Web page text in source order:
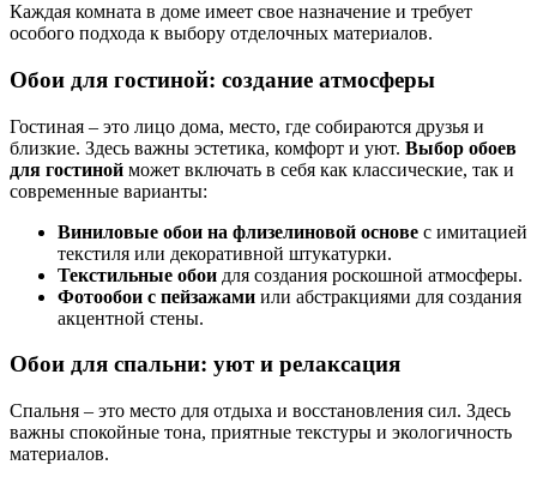
Каждая комната в доме имеет свое назначение и требует
особого подхода к выбору отделочных материалов.
Обои для гостиной: создание атмосферы
Гостиная – это лицо дома, место, где собираются друзья и
близкие. Здесь важны эстетика, комфорт и уют. Выбор обоев
для гостиной может включать в себя как классические, так и
современные варианты:
Виниловые обои на флизелиновой основе с имитацией
текстиля или декоративной штукатурки.
Текстильные обои для создания роскошной атмосферы.
Фотообои с пейзажами или абстракциями для создания
акцентной стены.
Обои для спальни: уют и релаксация
Спальня – это место для отдыха и восстановления сил. Здесь
важны спокойные тона, приятные текстуры и экологичность
материалов.